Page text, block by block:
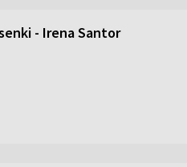
- Irena Santor